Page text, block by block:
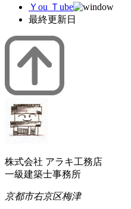
Ｙou Ｔube
最終更新日
株式会社 アラキ工務店
一級建築士事務所
京都市右京区梅津